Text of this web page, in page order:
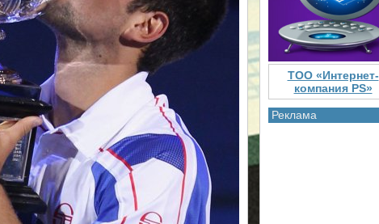
ТОО «Интернет-
компания PS»
Реклама